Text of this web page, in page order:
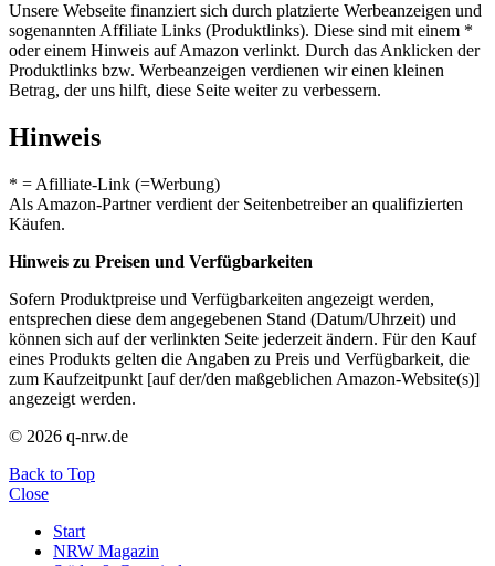
Unsere Webseite finanziert sich durch platzierte Werbeanzeigen und
sogenannten Affiliate Links (Produktlinks). Diese sind mit einem *
oder einem Hinweis auf Amazon verlinkt. Durch das Anklicken der
Produktlinks bzw. Werbeanzeigen verdienen wir einen kleinen
Betrag, der uns hilft, diese Seite weiter zu verbessern.
Hinweis
* = Afilliate-Link (=Werbung)
Als Amazon-Partner verdient der Seitenbetreiber an qualifizierten
Käufen.
Hinweis zu Preisen und Verfügbarkeiten
Sofern Produktpreise und Verfügbarkeiten angezeigt werden,
entsprechen diese dem angegebenen Stand (Datum/Uhrzeit) und
können sich auf der verlinkten Seite jederzeit ändern. Für den Kauf
eines Produkts gelten die Angaben zu Preis und Verfügbarkeit, die
zum Kaufzeitpunkt [auf der/den maßgeblichen Amazon-Website(s)]
angezeigt werden.
© 2026 q-nrw.de
Back to Top
Close
Start
NRW Magazin